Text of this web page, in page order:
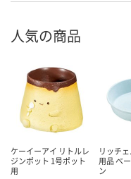
人気の商品
ケーイーアイ リトルレ
ジンポット 1号ポット
用
リッチ
用品 ベ
ン